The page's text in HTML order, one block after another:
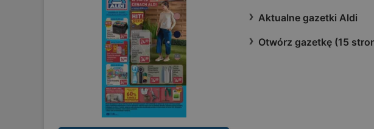
Aktualne gazetki Aldi
Otwórz gazetkę (15